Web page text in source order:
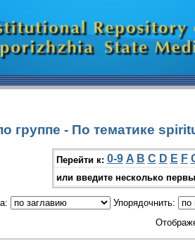
группе - По тематике
Перейти к: 0-9 A B C D E F
или введите несколько
Упорядочнить: